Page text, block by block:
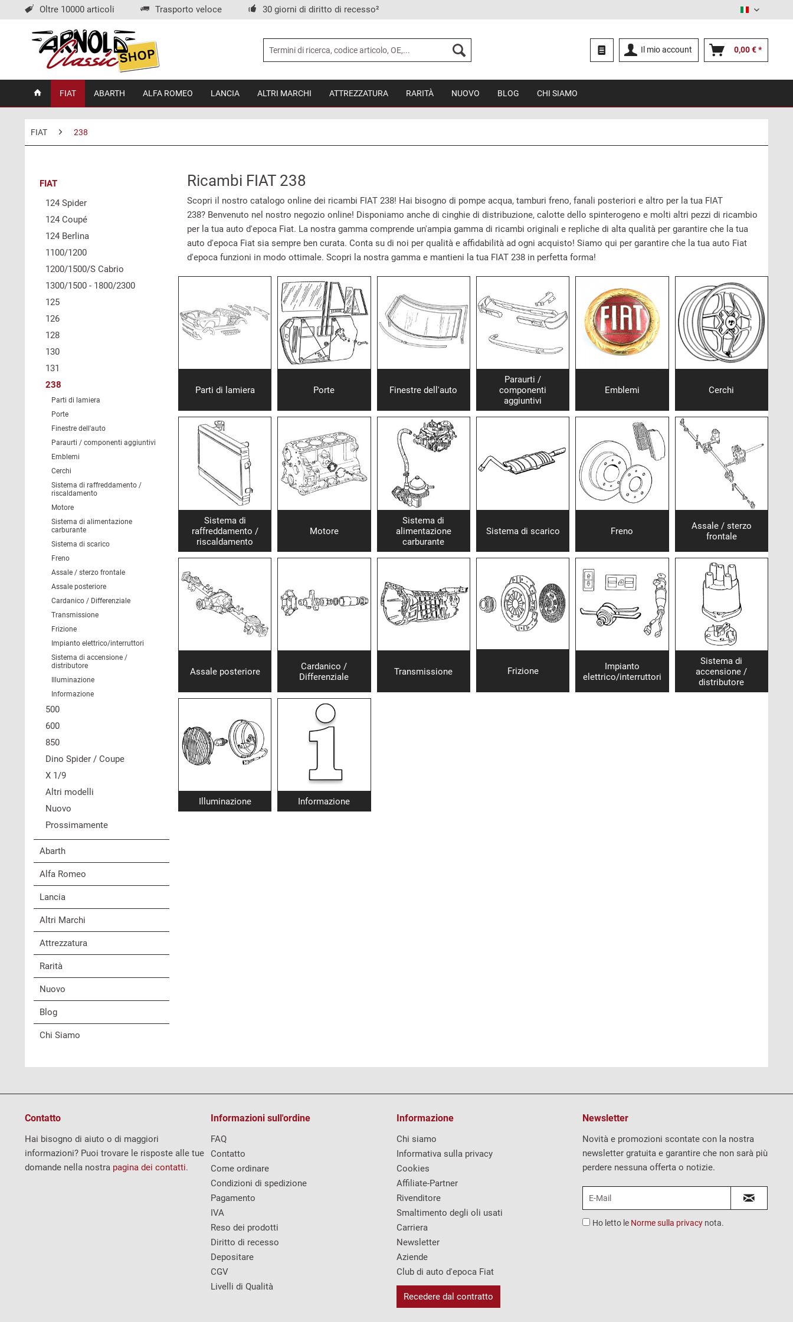
Oltre 10000 articoli Trasporto veloce 30 giorni di diritto di recesso² Italiano
Il mio account 0,00 € *
FIAT ABARTH ALFA ROMEO LANCIA ALTRI MARCHI ATTREZZATURA RARITÀ NUOVO BLOG CHI SIAMO
FIAT 238
FIAT
124 Spider
124 Coupé
124 Berlina
1100/1200
1200/1500/S Cabrio
1300/1500 - 1800/2300
125
126
128
130
131
238
Parti di lamiera
Porte
Finestre dell'auto
Paraurti / componenti aggiuntivi
Emblemi
Cerchi
Sistema di raffreddamento /
riscaldamento
Motore
Sistema di alimentazione
carburante
Sistema di scarico
Freno
Assale / sterzo frontale
Assale posteriore
Cardanico / Differenziale
Transmissione
Frizione
Impianto elettrico/interruttori
Sistema di accensione /
distributore
Illuminazione
Informazione
500
600
850
Dino Spider / Coupe
X 1/9
Altri modelli
Nuovo
Prossimamente
Abarth
Alfa Romeo
Lancia
Altri Marchi
Attrezzatura
Rarità
Nuovo
Blog
Chi Siamo
Ricambi FIAT 238
Scopri il nostro catalogo online dei ricambi FIAT 238! Hai bisogno di pompe acqua, tamburi freno, fanali posteriori e altro per la tua FIAT
238? Benvenuto nel nostro negozio online! Disponiamo anche di cinghie di distribuzione, calotte dello spinterogeno e molti altri pezzi di ricambio
per la tua auto d'epoca Fiat. La nostra gamma comprende un'ampia gamma di ricambi originali e repliche di alta qualità per garantire che la tua
auto d'epoca Fiat sia sempre ben curata. Conta su di noi per qualità e affidabilità ad ogni acquisto! Siamo qui per garantire che la tua auto Fiat
d'epoca funzioni in modo ottimale. Scopri la nostra gamma e mantieni la tua FIAT 238 in perfetta forma!
Parti di lamiera Porte Finestre dell'auto
Paraurti /
componenti
aggiuntivi
Emblemi Cerchi
Sistema di
raffreddamento /
riscaldamento
Motore
Sistema di
alimentazione
carburante
Sistema di scarico Freno
Assale / sterzo
frontale
Assale posteriore
Cardanico /
Differenziale
Transmissione Frizione
Impianto
elettrico/interruttori
Sistema di
accensione /
distributore
Illuminazione Informazione
Contatto
Hai bisogno di aiuto o di maggiori
informazioni? Puoi trovare le risposte alle tue
domande nella nostra pagina dei contatti.
Informazioni sull'ordine
FAQ
Contatto
Come ordinare
Condizioni di spedizione
Pagamento
IVA
Reso dei prodotti
Diritto di recesso
Depositare
CGV
Livelli di Qualità
Informazione
Chi siamo
Informativa sulla privacy
Cookies
Affiliate-Partner
Rivenditore
Smaltimento degli oli usati
Carriera
Newsletter
Aziende
Club di auto d'epoca Fiat
Recedere dal contratto
Newsletter
Novità e promozioni scontate con la nostra
newsletter gratuita e garantire che non sarà più
perdere nessuna offerta o notizie.
Ho letto le Norme sulla privacy nota.